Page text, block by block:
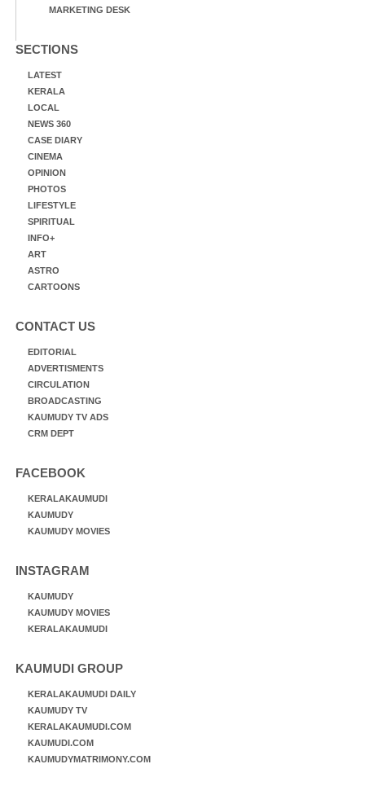
MARKETING DESK
SECTIONS
LATEST
KERALA
LOCAL
NEWS 360
CASE DIARY
CINEMA
OPINION
PHOTOS
LIFESTYLE
SPIRITUAL
INFO+
ART
ASTRO
CARTOONS
CONTACT US
EDITORIAL
ADVERTISMENTS
CIRCULATION
BROADCASTING
KAUMUDY TV ADS
CRM DEPT
FACEBOOK
KERALAKAUMUDI
KAUMUDY
KAUMUDY MOVIES
INSTAGRAM
KAUMUDY
KAUMUDY MOVIES
KERALAKAUMUDI
KAUMUDI GROUP
KERALAKAUMUDI DAILY
KAUMUDY TV
KERALAKAUMUDI.COM
KAUMUDI.COM
KAUMUDYMATRIMONY.COM